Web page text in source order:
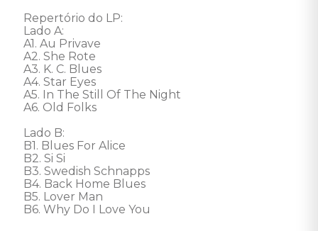
Repertório do LP:
Lado A:
A1. Au Privave
A2. She Rote
A3. K. C. Blues
A4. Star Eyes
A5. In The Still Of The Night
A6. Old Folks
Lado B:
B1. Blues For Alice
B2. Si Si
B3. Swedish Schnapps
B4. Back Home Blues
B5. Lover Man
B6. Why Do I Love You